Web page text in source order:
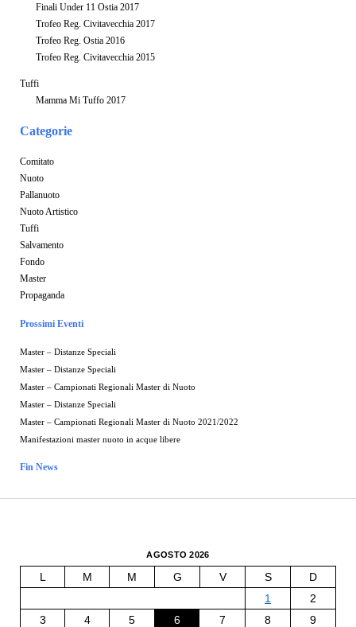
Finali Under 11 Ostia 2017
Trofeo Reg. Civitavecchia 2017
Trofeo Reg. Ostia 2016
Trofeo Reg. Civitavecchia 2015
Tuffi
Mamma Mi Tuffo 2017
Categorie
Comitato
Nuoto
Pallanuoto
Nuoto Artistico
Tuffi
Salvamento
Fondo
Master
Propaganda
Prossimi Eventi
Master – Distanze Speciali
Master – Distanze Speciali
Master – Campionati Regionali Master di Nuoto
Master – Distanze Speciali
Master – Campionati Regionali Master di Nuoto 2021/2022
Manifestazioni master nuoto in acque libere
Fin News
AGOSTO 2026
L M M G V S
D
1
2
3
4 5 6 7 8
9